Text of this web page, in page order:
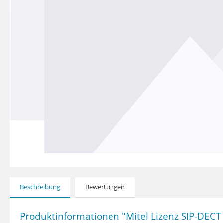
Beschreibung Bewertungen
Produktinformationen "Mitel Lizenz SIP-